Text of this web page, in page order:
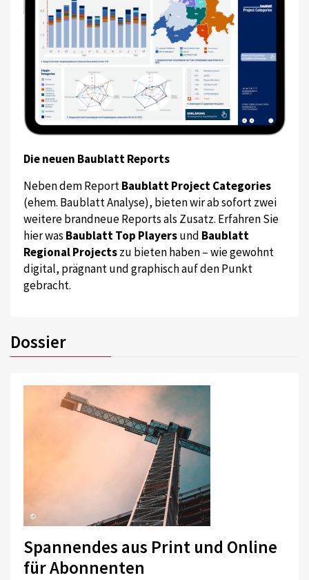
Die neuen Baublatt Reports
Neben dem ReportBaublatt Project Categories
(ehem. Baublatt Analyse), bieten wir ab sofort zwei
weitere brandneue Reports als Zusatz. Erfahren Sie
hier was Baublatt Top Playersund Baublatt
Regional Projectszu bieten haben – wie gewohnt
digital, prägnant und graphisch auf den Punkt
gebracht.
Dossier
©
Spannendes aus Print und Online
für Abonnenten